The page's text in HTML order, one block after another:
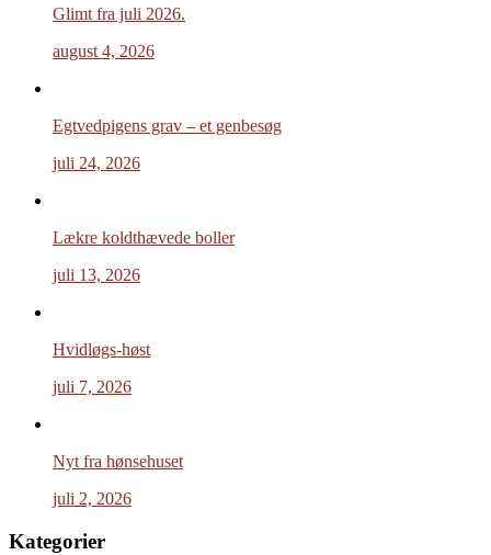
Glimt fra juli 2026.
august 4, 2026
Egtvedpigens grav – et genbesøg
juli 24, 2026
Lækre koldthævede boller
juli 13, 2026
Hvidløgs-høst
juli 7, 2026
Nyt fra hønsehuset
juli 2, 2026
Kategorier